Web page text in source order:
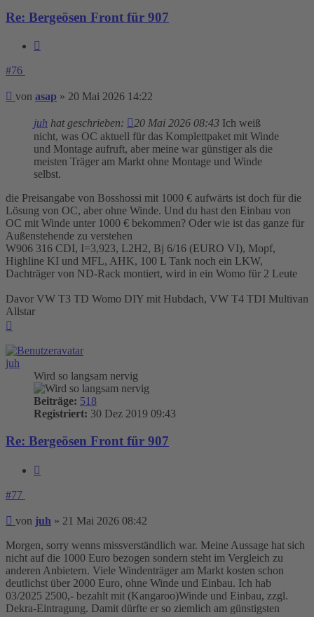
Re: Bergeösen Front für 907
#76
Beitrag
von asap » 20 Mai 2026 14:22
juh hat geschrieben: 20 Mai 2026 08:43 Ich weiß
nicht, was OC aktuell für das Komplettpaket mit Winde
und Montage aufruft, aber meine war günstiger als die
meisten Träger am Markt ohne Montage und Winde
selbst.
die Preisangabe von Bosshossi mit 1000 € aufwärts ist doch für die
Lösung von OC, aber ohne Winde. Und du hast den Einbau von
OC mit Winde unter 1000 € bekommen? Oder wie ist das ganze für
Außenstehende zu verstehen
W906 316 CDI, I=3,923, L2H2, Bj 6/16 (EURO VI), Mopf,
Highline KI und MFL, AHK, 100 L Tank noch ein LKW,
Dachträger von ND-Rack montiert, wird in ein Womo für 2 Leute
Davor VW T3 TD Womo DIY mit Hubdach, VW T4 TDI Multivan
Allstar
juh
Wird so langsam nervig
Beiträge: 518
Registriert: 30 Dez 2019 09:43
Re: Bergeösen Front für 907
#77
Beitrag
von juh » 21 Mai 2026 08:42
Morgen, sorry wenns missverständlich war. Meine Aussage hat sich
nicht auf die 1000 Euro bezogen sondern steht im Vergleich zu
anderen Anbietern. Viele Windenträger am Markt kosten schon
deutlichst über 2000 Euro, ohne Winde und Einbau. Ich hab
03/2025 2500,- bezahlt mit (Kangaroo)Winde und Einbau, zzgl.
Dekra-Eintragung. Damit dürfte er so ziemlich am günstigsten